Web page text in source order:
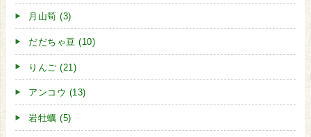
月山筍 (3)
だだちゃ豆 (10)
りんご (21)
アンコウ (13)
岩牡蠣 (5)